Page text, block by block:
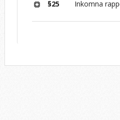
§25 Inkomna